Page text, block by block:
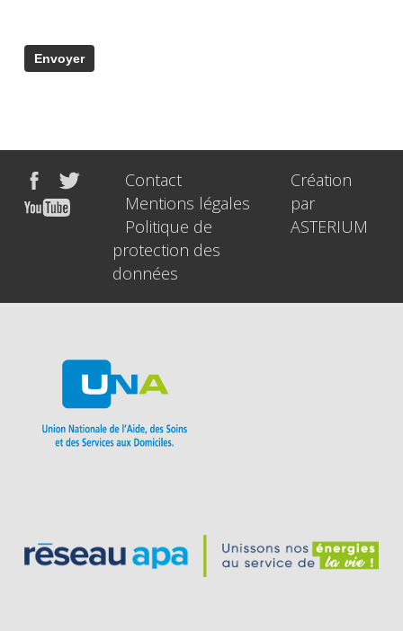
Contact
Mentions légales
Politique de
protection des
données
Création
par
ASTERIUM